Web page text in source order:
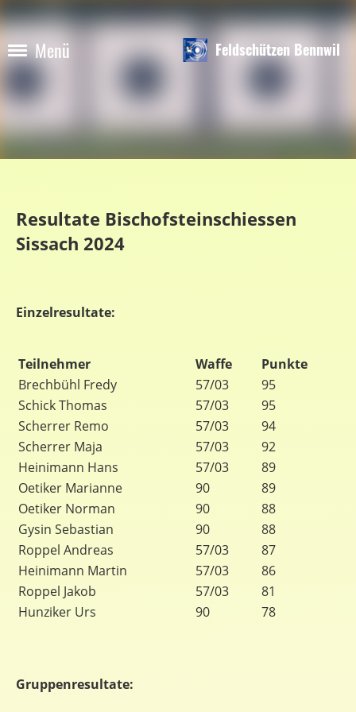
Menü Feldschützen Bennwil
Resultate Bischofsteinschiessen
Sissach 2024
Einzelresultate:
Teilnehmer Waffe
Punkte
Brechbühl Fredy
57/03
95
Schick Thomas
57/03
95
Scherrer Remo
57/03
94
Scherrer Maja
57/03
92
Heinimann Hans
57/03
89
Oetiker Marianne
90
89
Oetiker Norman
90
88
Gysin Sebastian
90
88
Roppel Andreas
57/03
87
Heinimann Martin
57/03
86
Roppel Jakob
57/03
81
Hunziker Urs
90 78
Gruppenresultate: